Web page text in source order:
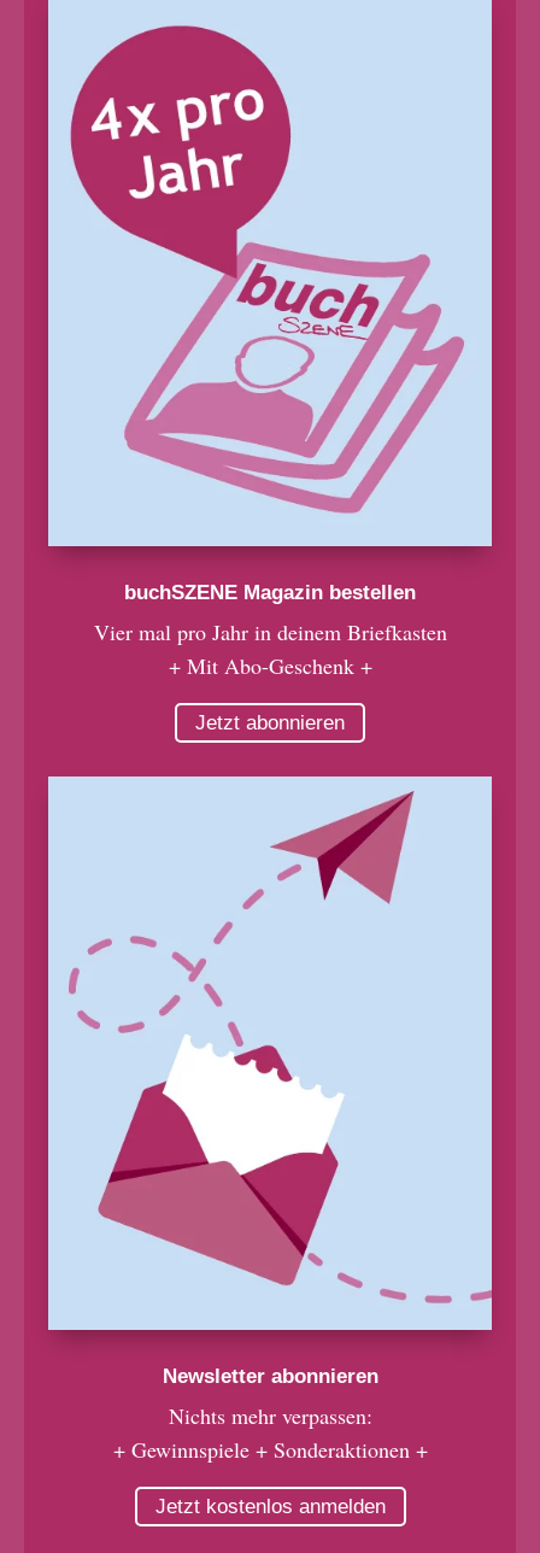
buchSZENE Magazin bestellen
Vier mal pro Jahr in deinem Briefkasten
+ Mit Abo-Geschenk +
Jetzt abonnieren
Newsletter abonnieren
Nichts mehr verpassen:
+ Gewinnspiele + Sonderaktionen +
Jetzt kostenlos anmelden